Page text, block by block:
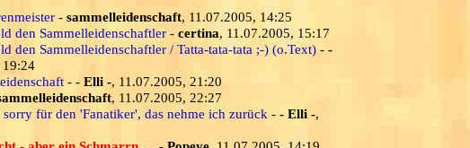
- sammelleidenschaft, 11.07.2005, 14:25
den Sammelleidenschaftler - certina, 11.07.2005, 15:17
den Sammelleidenschaftler / Tatta-tata-tata ;-) (o.Text) - -
19:24
- - Elli -, 11.07.2005, 21:20
, 11.07.2005, 22:27
für den 'Fanatiker', das nehme ich zurück - - Elli -,